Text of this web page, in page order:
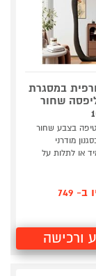
במסגרת
שחור
בצבע שחור
מודרני
או לתלות על
749
ורכישה